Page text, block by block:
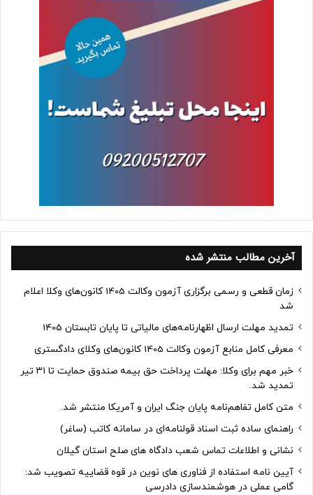
آخرین مطالب منتشر شده
زمان قطعی و رسمی برگزاری آزمون وکالت 1405 کانون‌های وکلا اعلام
شد
تمدید مهلت ارسال اظهارنامه‌های مالیاتی تا پایان تابستان 1405
معرفی کامل منابع آزمون وکالت 1405 کانون‌های وکلای دادگستری
خبر مهم برای وکلا: مهلت پرداخت حق بیمه صندوق حمایت تا ۳۱ تیر
تمدید شد.
متن کامل تفاهم‌نامه پایان جنگ ایران و آمریکا منتشر شد.
راهنمای ساده ثبت اسناد قولنامه‌ای در سامانه کاتب (ساغر)
نشانی و اطلاعات تماس شعب دادگاه های صلح استان گیلان
آیین نامه استفاده از فناوری های نوین در قوه قضاییه تصویب شد:
گامی عملی در هوشمندسازی دادرسی